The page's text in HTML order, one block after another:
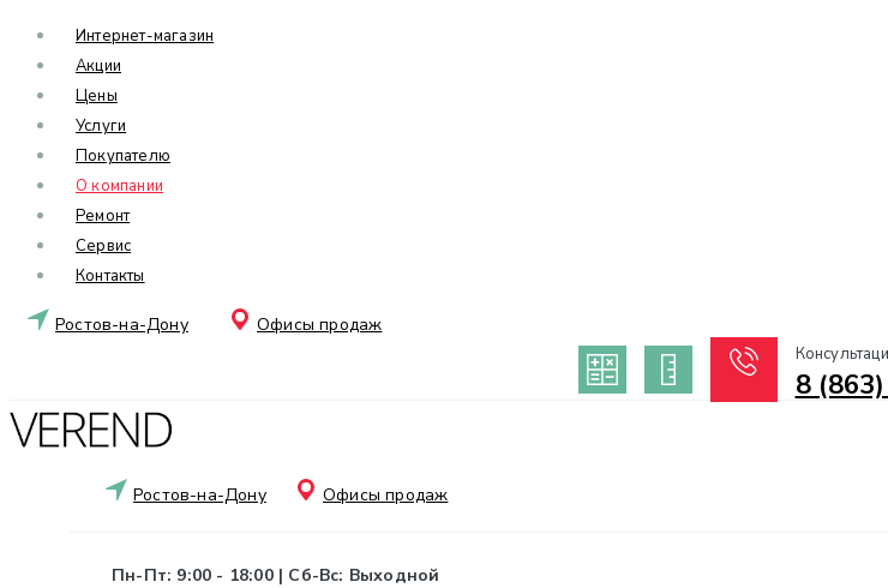
Интернет-магазин
Акции
Цены
Услуги
Покупателю
О компании
Ремонт
Сервис
Контакты
Ростов-на-Дону Офисы продаж
8
Ростов-на-Дону Офисы продаж
Пн-Пт: 9:00 - 18:00 | Сб-Вс: Выходной